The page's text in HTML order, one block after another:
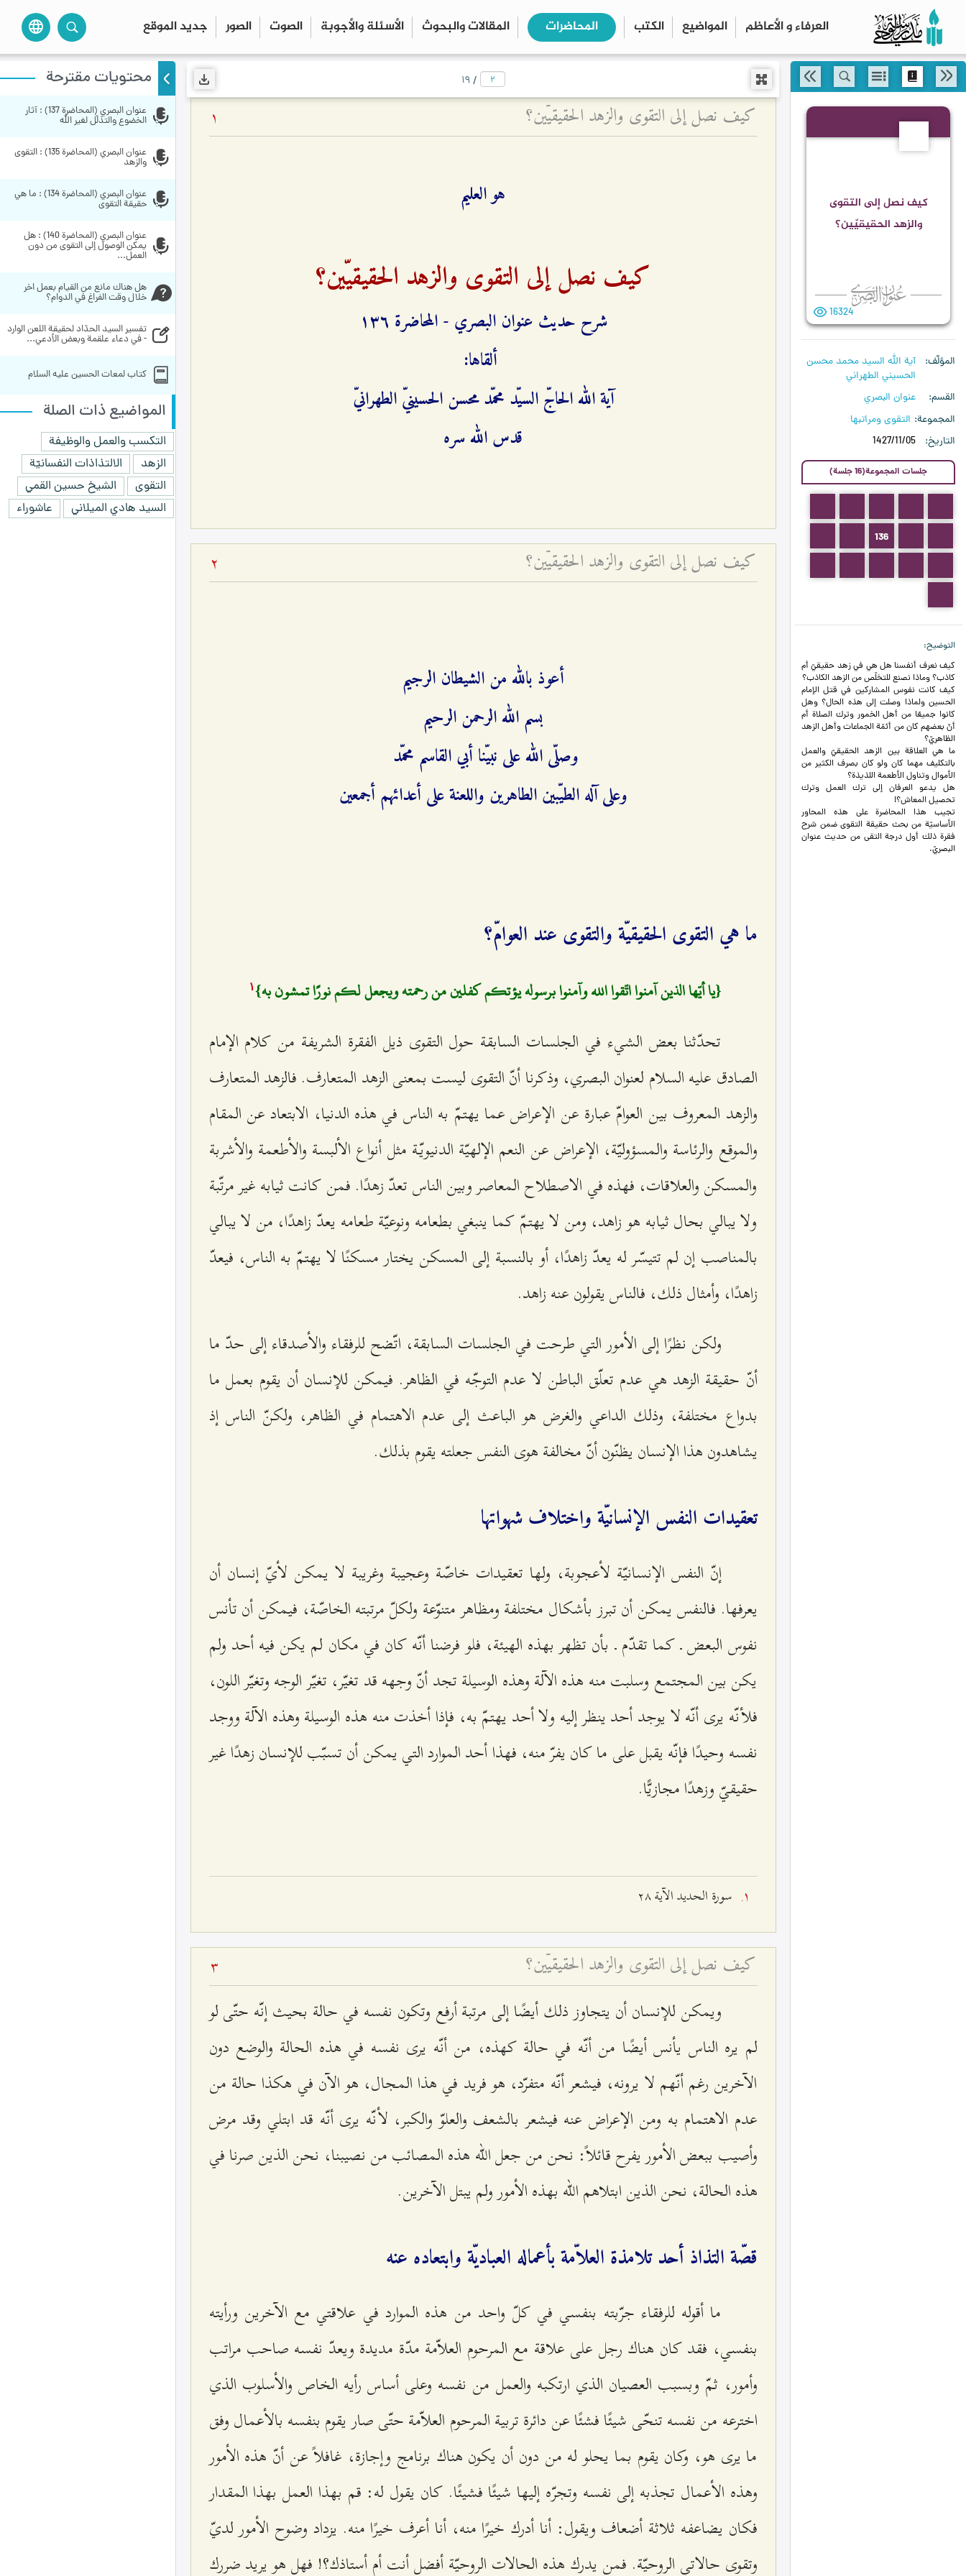
العرفاء و الأعاظم المواضیع الكتب المحاضرات المقالات والبحوث الأسئلة والأجوبة الصوت الصور جديد الموقع language search
close
كيف نصل إلى التقوى
والزهد الحقيقيّين؟
16324
المؤلّف
آية الله السيد محمد محسن
الحسيني الطهراني
القسم
عنوان البصري
المجموعة التقوى ومراتبها
التاريخ
1427/11/05
جلسات المجموعة(16 جلسة)
136
التوضيح
كيف نعرف أنفسنا هل هي في زهد حقيقيّ أم
كاذب؟ وماذا نصنع للتخلّص من الزهد الكاذب؟
كيف كانت نفوس المشاركين في قتل الإمام
الحسين ولماذا وصلت إلى هذه الحال؟ وهل
كانوا جميعًا من أهل الخمور وترك الصلاة أم
أنّ بعضهم كان من أئمّة الجماعات وأهل الزهد
الظاهريّ؟
ما هي العلاقة بين الزهد الحقيقيّ والعمل
بالتكليف مهما كان ولو كان بصرف الكثير من
الأموال وتناول الأطعمة اللذيذة؟
هل يدعو العرفان إلى ترك العمل وترك
تحصيل المعاش؟!
تجيب هذا المحاضرة على هذه المحاور
الأساسيّة من بحث حقيقة التقوى ضمن شرح
فقرة ذلك أول درجة التقى من حديث عنوان
البصريّ.
/ ۱٩
كيف نصل إلى التقوى والزهد الحقيقيّين؟ 1
هو العليم
كيف نصل إلى التقوى والزهد الحقيقيّين؟
شرح حديث عنوان البصري - المحاضرة ۱٣٦
ألقاها:
آية الله الحاجّ السيّد محمّد محسن الحسينيّ الطهرانيّ
قدس الله سره
كيف نصل إلى التقوى والزهد الحقيقيّين؟ 2
أعوذ بالله من الشيطان الرجيم
بسم الله الرحمن الرحيم
وصلّى الله على نبيّنا أبي القاسم محمّد
وعلى آله الطيّبين الطاهرين واللعنة على أعدائهم أجمعين
ما هي التقوى الحقيقيّة والتقوى عند العوامّ؟
{يا أيّها الذين آمنوا اتّقوا الله وآمنوا برسوله يؤتكم كفلين من رحمته ويجعل لكم نورًا تمشون به}۱
تحدّثنا بعض الشيء في الجلسات السابقة حول التقوى ذيل الفقرة الشريفة من كلام الإمام
الصادق عليه السلام لعنوان البصري، وذكرنا أنّ التقوى ليست بمعنى الزهد المتعارف. فالزهد المتعارف
والزهد المعروف بين العوامّ عبارة عن الإعراض عما يهتمّ به الناس في هذه الدنيا، الابتعاد عن المقام
والموقع والرئاسة والمسؤوليّة، الإعراض عن النعم الإلهيّة الدنيويّة مثل أنواع الألبسة والأطعمة والأشربة
والمسكن والعلاقات، فهذه في الاصطلاح المعاصر وبين الناس تعدّ زهدًا. فمن كانت ثيابه غير مرتّبة
ولا يبالي بحال ثيابه هو زاهد، ومن لا يهتمّ كما ينبغي بطعامه ونوعيّة طعامه يعدّ زاهدًا، من لا يبالي
بالمناصب إن لم تتيسّر له يعدّ زاهدًا، أو بالنسبة إلى المسكن يختار مسكنًا لا يهتمّ به الناس، فيعدّ
زاهدًا، وأمثال ذلك، فالناس يقولون عنه زاهد.
ولكن نظرًا إلى الأمور التي طرحت في الجلسات السابقة، اتّضح للرفقاء والأصدقاء إلى حدّ ما
أنّ حقيقة الزهد هي عدم تعلّق الباطن لا عدم التوجّه في الظاهر. فيمكن للإنسان أن يقوم بعمل ما
بدواع مختلفة، وذلك الداعي والغرض هو الباعث إلى عدم الاهتمام في الظاهر، ولكنّ الناس إذ
يشاهدون هذا الإنسان يظنّون أنّ مخالفة هوى النفس جعلته يقوم بذلك.
تعقيدات النفس الإنسانيّة واختلاف شهواتها
إنّ النفس الإنسانيّة لأعجوبة، ولها تعقيدات خاصّة وعجيبة وغريبة لا يمكن لأيّ إنسان أن
يعرفها. فالنفس يمكن أن تبرز بأشكال مختلفة ومظاهر متنوّعة ولكلّ مرتبته الخاصّة، فيمكن أن تأنس
نفوس البعض ـ كما تقدّم ـ بأن تظهر بهذه الهيئة، فلو فرضنا أنّه كان في مكان لم يكن فيه أحد ولم
يكن بين المجتمع وسلبت منه هذه الآلة وهذه الوسيلة تجد أنّ وجهه قد تغيّر، تغيّر الوجه وتغيّر اللون،
فلأنّه يرى أنّه لا يوجد أحد ينظر إليه ولا أحد يهتمّ به، فإذا أخذت منه هذه الوسيلة وهذه الآلة ووجد
نفسه وحيدًا فإنّه يقبل على ما كان يفرّ منه، فهذا أحد الموارد التي يمكن أن تسبّب للإنسان زهدًا غير
حقيقيّ وزهدًا مجازيًّا.
سورة الحديد الآية ٢۸
كيف نصل إلى التقوى والزهد الحقيقيّين؟ 3
ويمكن للإنسان أن يتجاوز ذلك أيضًا إلى مرتبة أرفع وتكون نفسه في حالة بحيث إنّه حتّى لو
لم يره الناس يأنس أيضًا من أنّه في حالة كهذه، من أنّه يرى نفسه في هذه الحالة والوضع دون
الآخرين رغم أنّهم لا يرونه، فيشعر أنّه متفرّد، هو فريد في هذا المجال، هو الآن في هكذا حالة من
عدم الاهتمام به ومن الإعراض عنه فيشعر بالشعف والعلوّ والكبر، لأنّه يرى أنّه قد ابتلي وقد مرض
وأصيب ببعض الأمور يفرح قائلاً: نحن من جعل الله هذه المصائب من نصيبنا، نحن الذين صرنا في
هذه الحالة، نحن الذين ابتلاهم الله بهذه الأمور ولم يبتل الآخرين.
قصّة التذاذ أحد تلامذة العلاّمة بأعماله العباديّة وابتعاده عنه
ما أقوله للرفقاء جرّبته بنفسي في كلّ واحد من هذه الموارد في علاقتي مع الآخرين ورأيته
بنفسي، فقد كان هناك رجل على علاقة مع المرحوم العلاّمة مدّة مديدة ويعدّ نفسه صاحب مراتب
وأمور، ثمّ وبسبب العصيان الذي ارتكبه والعمل من نفسه وعلى أساس رأيه الخاص والأسلوب الذي
اخترعه من نفسه تنحّى شيئًا فشئًا عن دائرة تربية المرحوم العلاّمة حتّى صار يقوم بنفسه بالأعمال وفق
ما يرى هو، وكان يقوم بما يحلو له من دون أن يكون هناك برنامج وإجازة، غافلاً عن أنّ هذه الأمور
وهذه الأعمال تجذبه إلى نفسه وتجرّه إليها شيئًا فشيئًا. كان يقول له: قم بهذا العمل بهذا المقدار
فكان يضاعفه ثلاثة أضعاف ويقول: أنا أدرك خيرًا منه، أنا أعرف خيرًا منه. يزداد وضوح الأمور لديّ
وتقوى حالاتي الروحيّة. فمن يدرك هذه الحالات الروحيّة أفضل أنت أم أستاذك؟! فهل هو يريد ضررك
محتويات مقترحة
الخضوع والتذلّل لغير الله
والزهد
حقيقة التقوى
العمل...
خلال وقت الفراغ في الدوام؟
- في دعاء علقمة وبعض الأدعي...
کتاب لمعات الحسين عليه السلام
المواضيع ذات الصلة
التكسب والعمل والوظيفة
الزهد
الالتذاذات النفسانيّة
التقوى
الشيخ حسين القمي
السيد هادي الميلاني
عاشوراء